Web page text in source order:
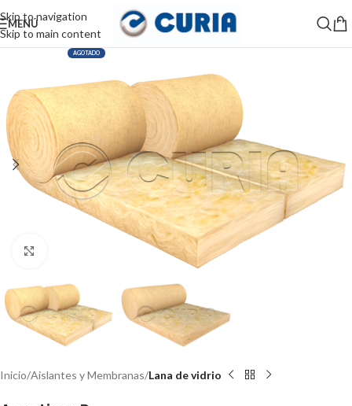
Skip to navigation
Skip to main content
MENÚ
AGOTADO
Haga Click para agrandar
Inicio Aislantes y Membranas Lana de vidrio